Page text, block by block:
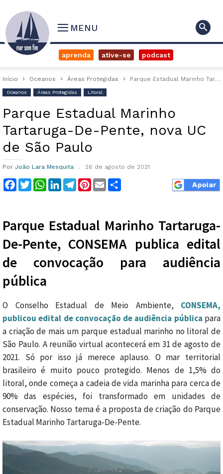
MENU
aprenda ative-se podcast
Início Oceanos Áreas Protegidas Parque Estadual Marinho Tartaruga-De-Pente, nova UC de São Paulo
Oceanos Áreas Protegidas Litoral
Parque Estadual Marinho
Tartaruga-De-Pente, nova UC
de São Paulo
Por João Lara Mesquita 26 de agosto de 2021
Facebook
TwitterWhatsApp
LinkedInTelegram
Pinterest
Email
Parque Estadual Marinho Tartaruga-
De-Pente, CONSEMA publica edital
de convocação para audiência
pública
O Conselho Estadual de Meio Ambiente, CONSEMA,
publicou edital de convocação de audiência pública para
a criação de mais um parque estadual marinho no litoral de
São Paulo. A reunião virtual acontecerá em 31 de agosto de
2021. Só por isso já merece aplauso. O mar territorial
brasileiro é muito pouco protegido. Menos de 1,5% do
litoral, onde começa a cadeia de vida marinha para cerca de
90% das espécies, foi transformado em unidades de
conservação. Nosso tema é a proposta de criação do Parque
Estadual Marinho Tartaruga-De-Pente.